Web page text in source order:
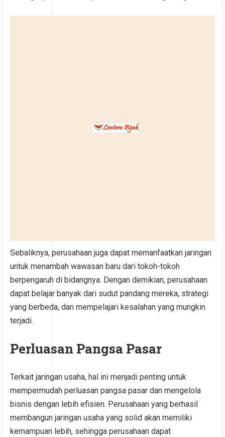
Sebaliknya, perusahaan juga dapat memanfaatkan jaringan
untuk menambah wawasan baru dari tokoh-tokoh
berpengaruh di bidangnya. Dengan demikian, perusahaan
dapat belajar banyak dari sudut pandang mereka, strategi
yang berbeda, dan mempelajari kesalahan yang mungkin
terjadi.
Perluasan Pangsa Pasar
Terkait jaringan usaha, hal ini menjadi penting untuk
mempermudah perluasan pangsa pasar dan mengelola
bisnis dengan lebih efisien. Perusahaan yang berhasil
membangun jaringan usaha yang solid akan memiliki
kemampuan lebih, sehingga perusahaan dapat